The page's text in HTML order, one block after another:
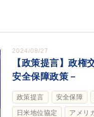
2024/08/27
【政策提言】政権
安全保障政策－
政策提言 安全保障
日米地位協定 アメリ